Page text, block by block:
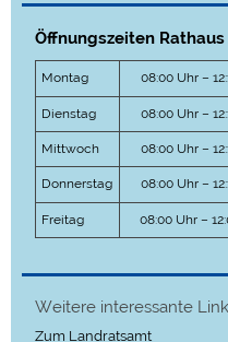
Öffnungszeiten
Montag 08:00 Uhr –
Dienstag 08:00 Uhr –
Mittwoch 08:00 Uhr –
Donnerstag 08:00 Uhr –
Freitag 08:00 Uhr –
Weitere interessante
Zum Landratsamt